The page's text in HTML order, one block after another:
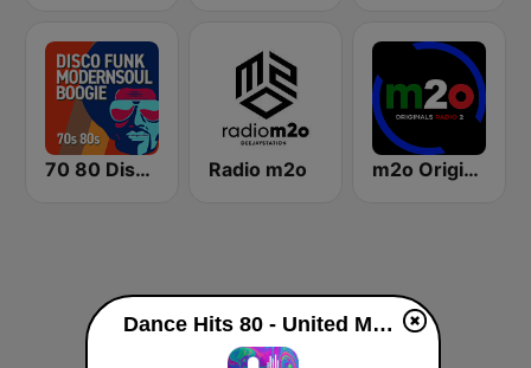
70 80 Disco Funk ModernSoul e Boogie Radio m2o m2o Originals Radio 2
Dance Hits 80 - United Music en vivo